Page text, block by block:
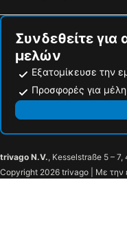
Συνδεθείτε για
μελών
Εξατομίκευσε την
Προσφορές για
trivago N.V., Kesselstraße 5 – 7,
Copyright 2026 trivago | Με την